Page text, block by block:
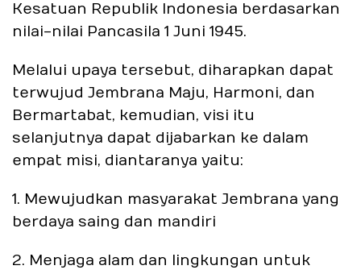
Kesatuan Republik Indonesia berdasarkan
nilai-nilai Pancasila 1 Juni 1945.
Melalui upaya tersebut, diharapkan dapat
terwujud Jembrana Maju, Harmoni, dan
Bermartabat, kemudian, visi itu
selanjutnya dapat dijabarkan ke dalam
empat misi, diantaranya yaitu:
1. Mewujudkan masyarakat Jembrana yang
berdaya saing dan mandiri
2. Menjaga alam dan lingkungan untuk